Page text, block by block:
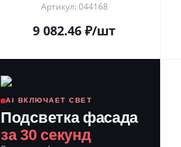
Артикул: 044168
9 082.46 ₽/шт
AI ВКЛЮЧАЕТ СВЕТ
Подсветка фасада
за 30 секунд